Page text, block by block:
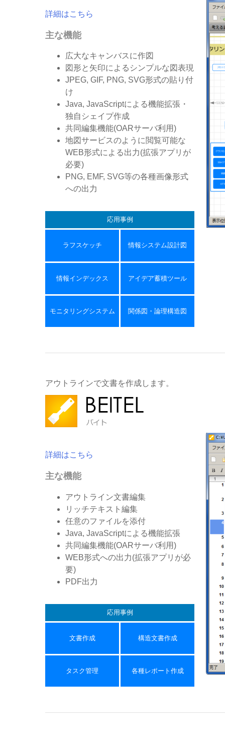
詳細はこちら
主な機能
広大なキャンバスに作図
図形と矢印によるシンプルな図表現
JPEG, GIF, PNG, SVG形式の貼り付
け
Java, JavaScriptによる機能拡張・
独自シェイプ作成
共同編集機能(OARサーバ利用)
地図サービスのように閲覧可能な
WEB形式による出力(拡張アプリが
必要)
PNG, EMF, SVG等の各種画像形式
への出力
応用事例
ラフスケッチ 情報システム設計図
情報インデックス アイデア蓄積ツール
モニタリングシステム 関係図・論理構造図
アウトラインで文書を作成します。
詳細はこちら
主な機能
アウトライン文書編集
リッチテキスト編集
任意のファイルを添付
Java, JavaScriptによる機能拡張
共同編集機能(OARサーバ利用)
WEB形式への出力(拡張アプリが必
要)
PDF出力
応用事例
文書作成 構造文書作成
タスク管理 各種レポート作成